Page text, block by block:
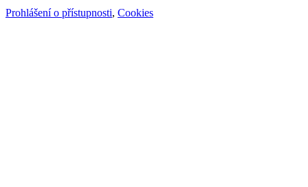
Prohlášení o přístupnosti, Cookies